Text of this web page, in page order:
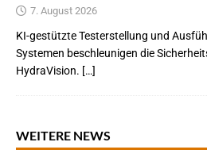
7. August 2026
KI-gestützte Testerstellung und
Systemen beschleunigen die
HydraVision. […]
WEITERE NEWS